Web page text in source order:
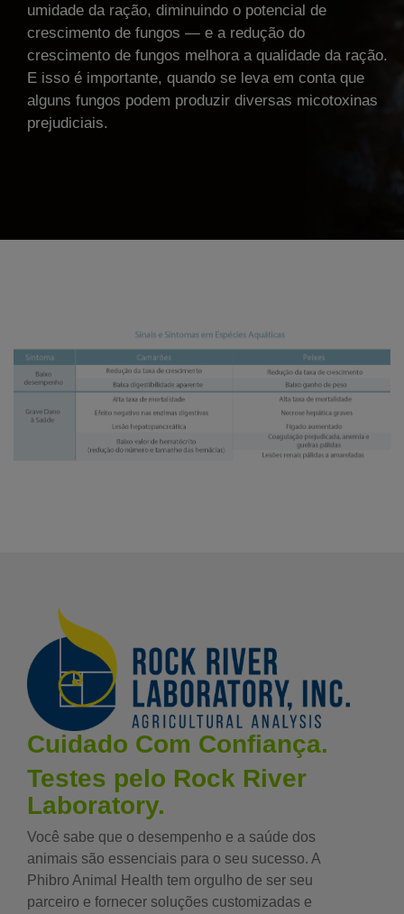
umidade da ração, diminuindo o potencial de
crescimento de fungos — e a redução do
crescimento de fungos melhora a qualidade da ração.
E isso é importante, quando se leva em conta que
alguns fungos podem produzir diversas micotoxinas
prejudiciais.
Cuidado Com Confiança.
Testes pelo Rock River
Laboratory.
Você sabe que o desempenho e a saúde dos
animais são essenciais para o seu sucesso. A
Phibro Animal Health tem orgulho de ser seu
parceiro e fornecer soluções customizadas e